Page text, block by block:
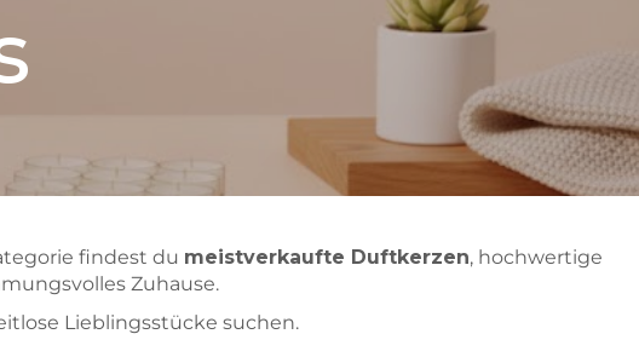
findest du meistverkaufte Duftkerzen, hochwertige
Zuhause.
Lieblingsstücke suchen.